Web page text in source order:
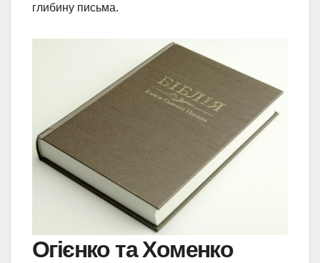
глибину письма.
Огієнко та Хоменко